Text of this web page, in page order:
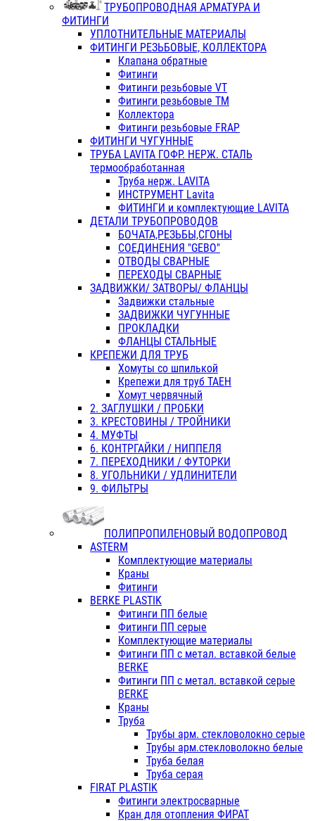
ТРУБОПРОВОДНАЯ АРМАТУРА И
ФИТИНГИ
УПЛОТНИТЕЛЬНЫЕ МАТЕРИАЛЫ
ФИТИНГИ РЕЗЬБОВЫЕ, КОЛЛЕКТОРА
Клапана обратные
Фитинги
Фитинги резьбовые VT
Фитинги резьбовые ТМ
Коллектора
Фитинги резьбовые FRAP
ФИТИНГИ ЧУГУННЫЕ
ТРУБА LAVITA ГОФР. НЕРЖ. СТАЛЬ
термообработанная
Труба нерж. LAVITA
ИНСТРУМЕНТ Lavita
ФИТИНГИ и комплектующие LAVITA
ДЕТАЛИ ТРУБОПРОВОДОВ
БОЧАТА,РЕЗЬБЫ,СГОНЫ
СОЕДИНЕНИЯ "GEBO"
ОТВОДЫ СВАРНЫЕ
ПЕРЕХОДЫ СВАРНЫЕ
ЗАДВИЖКИ/ ЗАТВОРЫ/ ФЛАНЦЫ
Задвижки стальные
ЗАДВИЖКИ ЧУГУННЫЕ
ПРОКЛАДКИ
ФЛАНЦЫ СТАЛЬНЫЕ
КРЕПЕЖИ ДЛЯ ТРУБ
Хомуты со шпилькой
Крепежи для труб ТАЕН
Хомут червячный
2. ЗАГЛУШКИ / ПРОБКИ
3. КРЕСТОВИНЫ / ТРОЙНИКИ
4. МУФТЫ
6. КОНТРГАЙКИ / НИППЕЛЯ
7. ПЕРЕХОДНИКИ / ФУТОРКИ
8. УГОЛЬНИКИ / УДЛИНИТЕЛИ
9. ФИЛЬТРЫ
ПОЛИПРОПИЛЕНОВЫЙ ВОДОПРОВОД
ASTERM
Комплектующие материалы
Краны
Фитинги
BERKE PLASTIK
Фитинги ПП белые
Фитинги ПП серые
Комплектующие материалы
Фитинги ПП с метал. вставкой белые
BERKE
Фитинги ПП с метал. вставкой серые
BERKE
Краны
Труба
Трубы арм. стекловолокно серые
Трубы арм.стекловолокно белые
Труба белая
Труба серая
FIRAT PLASTIK
Фитинги электросварные
Кран для отопления ФИРАТ